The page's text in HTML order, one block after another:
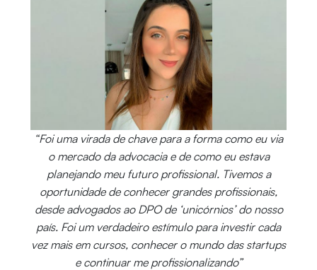
“Foi uma virada de chave para a forma como eu via
o mercado da advocacia e de como eu estava
planejando meu futuro profissional. Tivemos a
oportunidade de conhecer grandes profissionais,
desde advogados ao DPO de ‘unicórnios’ do nosso
país. Foi um verdadeiro estímulo para investir cada
vez mais em cursos, conhecer o mundo das startups
e continuar me profissionalizando”